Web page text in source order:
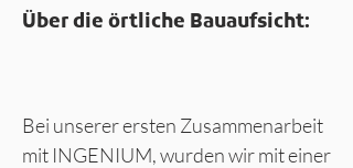
Über die örtliche Bauaufsicht:
Bei unserer ersten Zusammenarbeit
mit INGENIUM, wurden wir mit einer